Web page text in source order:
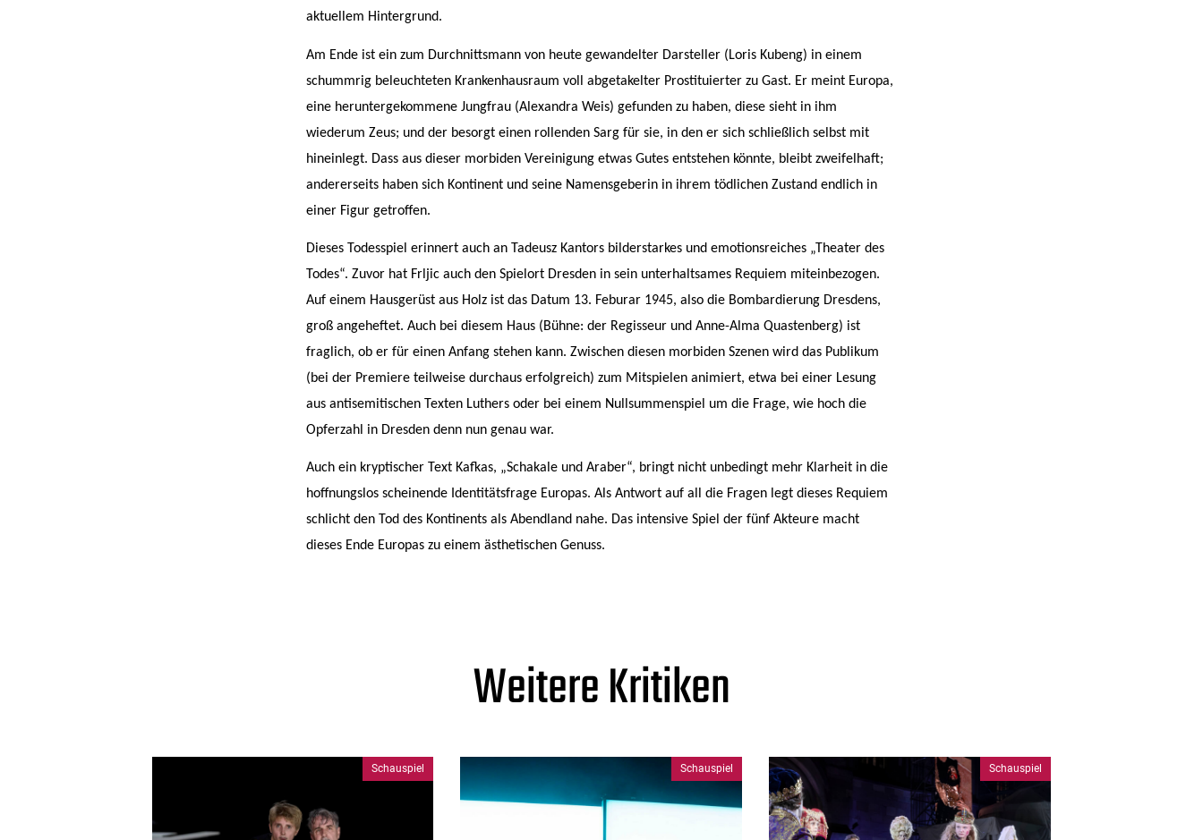
aktuellem Hintergrund.
Am Ende ist ein zum Durchnittsmann von heute gewandelter Darsteller (Loris Kubeng) in einem
schummrig beleuchteten Krankenhausraum voll abgetakelter Prostituierter zu Gast. Er meint Europa,
eine heruntergekommene Jungfrau (Alexandra Weis) gefunden zu haben, diese sieht in ihm
wiederum Zeus; und der besorgt einen rollenden Sarg für sie, in den er sich schließlich selbst mit
hineinlegt. Dass aus dieser morbiden Vereinigung etwas Gutes entstehen könnte, bleibt zweifelhaft;
andererseits haben sich Kontinent und seine Namensgeberin in ihrem tödlichen Zustand endlich in
einer Figur getroffen.
Dieses Todesspiel erinnert auch an Tadeusz Kantors bilderstarkes und emotionsreiches „Theater des
Todes“. Zuvor hat Frljic auch den Spielort Dresden in sein unterhaltsames Requiem miteinbezogen.
Auf einem Hausgerüst aus Holz ist das Datum 13. Feburar 1945, also die Bombardierung Dresdens,
groß angeheftet. Auch bei diesem Haus (Bühne: der Regisseur und Anne-Alma Quastenberg) ist
fraglich, ob er für einen Anfang stehen kann. Zwischen diesen morbiden Szenen wird das Publikum
(bei der Premiere teilweise durchaus erfolgreich) zum Mitspielen animiert, etwa bei einer Lesung
aus antisemitischen Texten Luthers oder bei einem Nullsummenspiel um die Frage, wie hoch die
Opferzahl in Dresden denn nun genau war.
Auch ein kryptischer Text Kafkas, „Schakale und Araber“, bringt nicht unbedingt mehr Klarheit in die
hoffnungslos scheinende Identitätsfrage Europas. Als Antwort auf all die Fragen legt dieses Requiem
schlicht den Tod des Kontinents als Abendland nahe. Das intensive Spiel der fünf Akteure macht
dieses Ende Europas zu einem ästhetischen Genuss.
Weitere Kritiken
Schauspiel Schauspiel Schauspiel